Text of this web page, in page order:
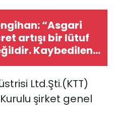
“Asgari
artışı bir lütuf
Kaybedilen
gücünün yerine
Ltd.Şti.(KTT)
şirket genel